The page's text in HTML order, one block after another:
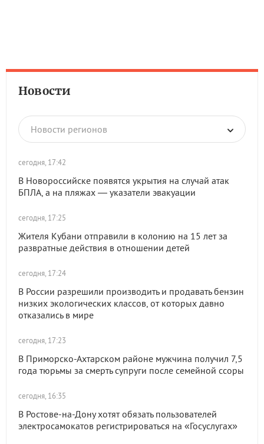
Новости
Новости регионов
сегодня, 17:42
В Новороссийске появятся укрытия на случай атак
БПЛА, а на пляжах — указатели эвакуации
сегодня, 17:25
Жителя Кубани отправили в колонию на 15 лет за
развратные действия в отношении детей
сегодня, 17:24
В России разрешили производить и продавать бензин
низких экологических классов, от которых давно
отказались в мире
сегодня, 17:23
В Приморско-Ахтарском районе мужчина получил 7,5
года тюрьмы за смерть супруги после семейной ссоры
сегодня, 16:35
В Ростове-на-Дону хотят обязать пользователей
электросамокатов регистрироваться на «Госуслугах»